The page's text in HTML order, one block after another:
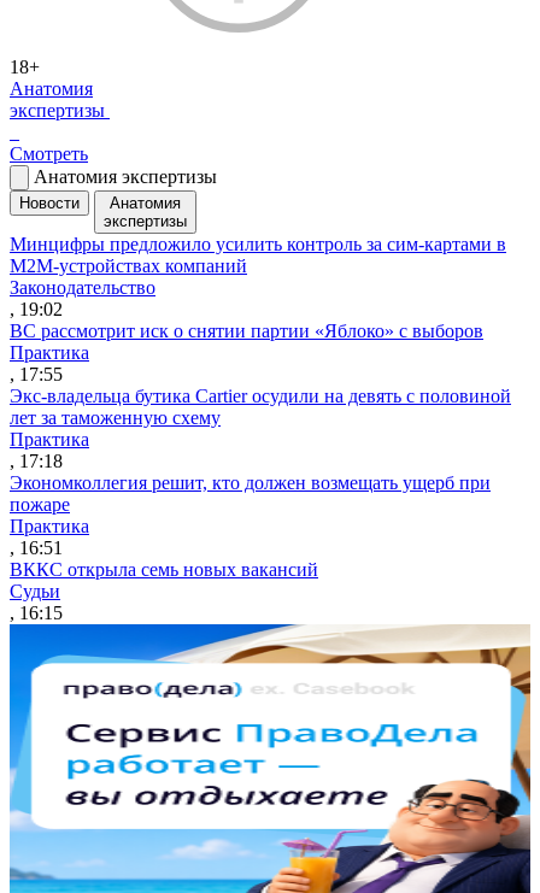
18+
Анатомия
экспертизы
Смотреть
Анатомия экспертизы
Новости
Анатомия
экспертизы
Минцифры предложило усилить контроль за сим-картами в
M2M-устройствах компаний
Законодательство
, 19:02
ВС рассмотрит иск о снятии партии «Яблоко» с выборов
Практика
, 17:55
Экс-владельца бутика Cartier осудили на девять с половиной
лет за таможенную схему
Практика
, 17:18
Экономколлегия решит, кто должен возмещать ущерб при
пожаре
Практика
, 16:51
ВККС открыла семь новых вакансий
Судьи
, 16:15